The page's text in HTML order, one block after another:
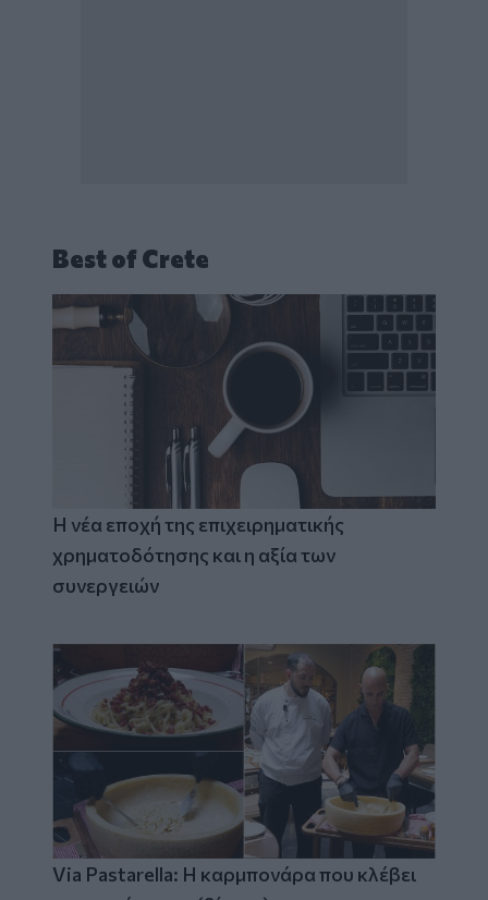
Best of Crete
Η νέα εποχή της επιχειρηματικής
χρηματοδότησης και η αξία των
συνεργειών
Via Pastarella: Η καρμπονάρα που κλέβει